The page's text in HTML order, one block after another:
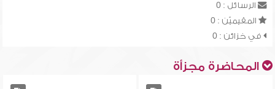
الرسائل : 0
المقيميّن : 0
في خزائن : 0
المحاضرة مجزأة